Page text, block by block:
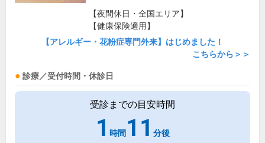
【夜間休日・全国エリア】
【健康保険適用】
【アレルギー・花粉症専門外来】はじめました！
こちらから＞＞
診療／受付時間・休診日
受診までの目安時間
1 時間11 分後